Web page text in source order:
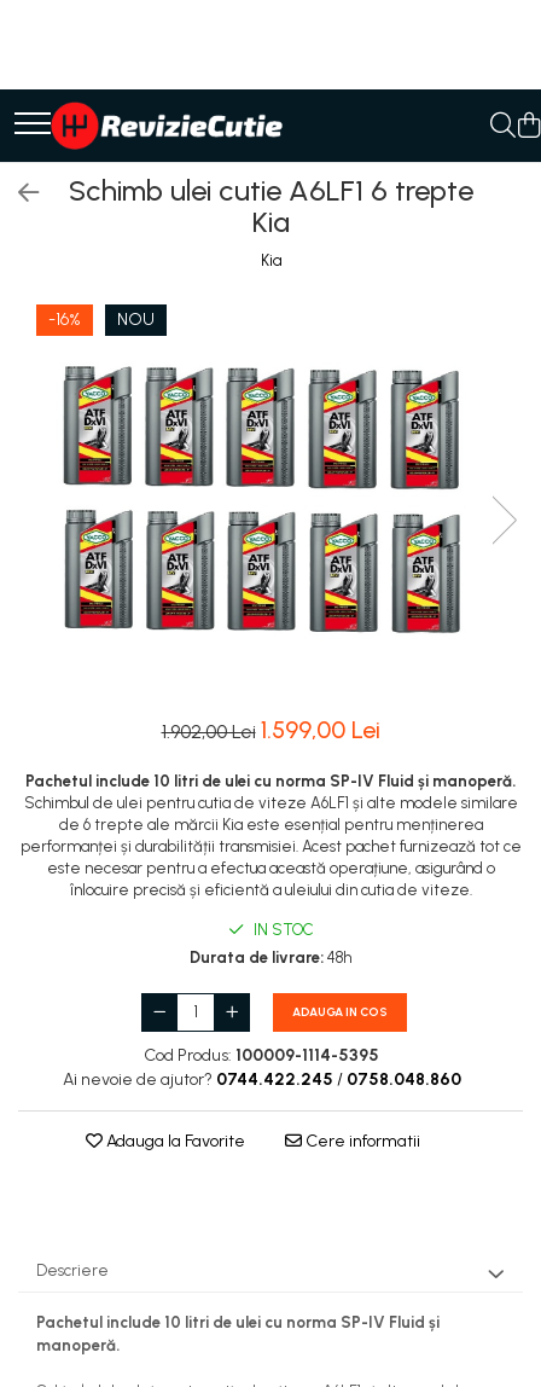
Ulei cutie automata
Filtre cutii automate
Schimb ulei cutie A6LF1 6 trepte
Kia
Kia
-16% NOU
1.902,00 Lei 1.599,00 Lei
Pachetul include 10 litri de ulei cu norma SP-IV Fluid și manoperă.
Schimbul de ulei pentru cutia de viteze A6LF1 și alte modele similare
de 6 trepte ale mărcii Kia este esențial pentru menținerea
performanței și durabilității transmisiei. Acest pachet furnizează tot ce
este necesar pentru a efectua această operațiune, asigurând o
înlocuire precisă și eficientă a uleiului din cutia de viteze.
IN STOC
Durata de livrare: 48h
ADAUGA IN COS
Cod Produs: 100009-1114-5395
Ai nevoie de ajutor? 0744.422.245 / 0758.048.860
Adauga la Favorite Cere informatii
Descriere
Pachetul include 10 litri de ulei cu norma SP-IV Fluid și
manoperă.